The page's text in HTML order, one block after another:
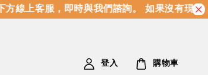
上客服，即時與我們諮詢。 如果沒有現貨
登入 購物車